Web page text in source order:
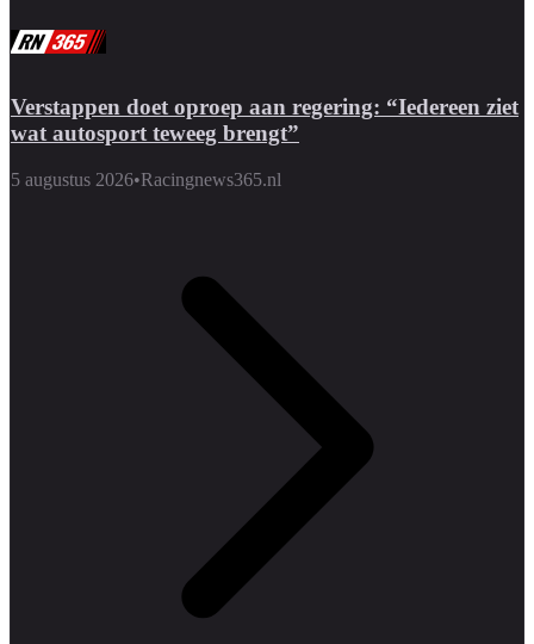
Verstappen doet oproep aan regering: “Iedereen ziet
wat autosport teweeg brengt”
5 augustus 2026•Racingnews365.nl